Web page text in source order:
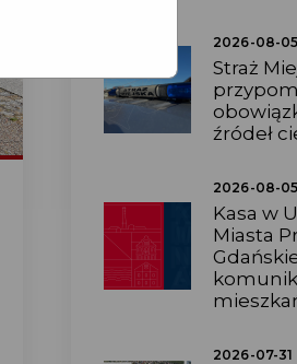
2026-08-05
Straż
źródeł
2026-08-05
Kasa w
Miasta
2026-07-31